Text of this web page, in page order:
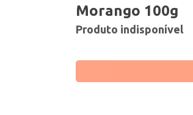
Morango 100g
Produto indisponível